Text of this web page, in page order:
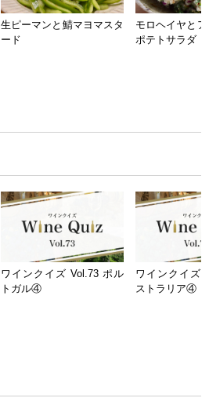
生ピーマンと鯖マヨマスタ
ード
モロヘイヤと
ポテトサラダ
ワインクイズ Vol.73 ポル
トガル④
ワインクイズ
ストラリア④